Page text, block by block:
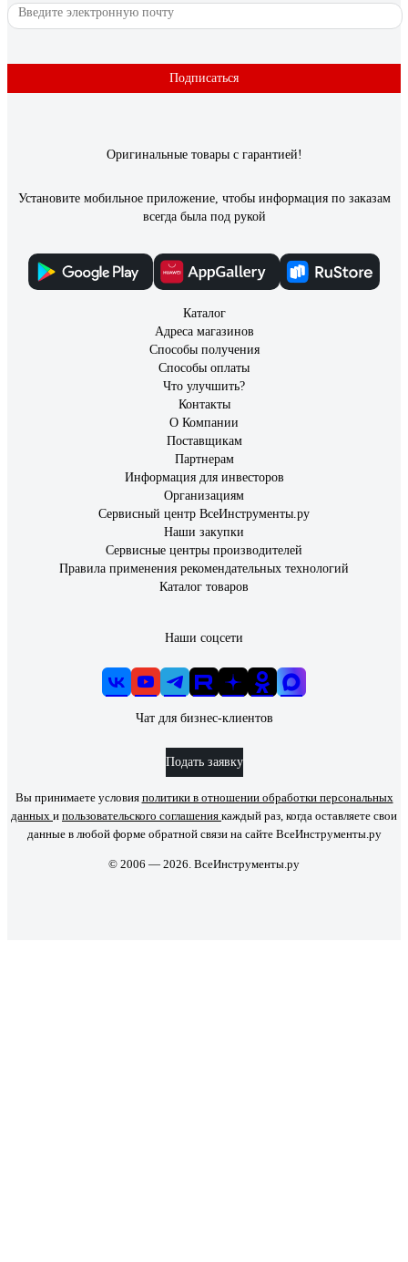
5 отзывов
Отзыв о бра ARTE LAMP MALLORCA
довольно жёсткая, под тканью белый пластиковый каркас.
По бокам швы аккуратно заклеяны. Хорошо рассеивает свет.
пришол быстро, второй задерживается
Подписаться
Оригинальные товары с гарантией!
Установите мобильное приложение, чтобы информация по заказам
всегда была под рукой
Каталог
Адреса магазинов
Способы получения
Способы оплаты
Что улучшить?
Контакты
О Компании
Поставщикам
Партнерам
Информация для инвесторов
Организациям
Сервисный центр ВсеИнструменты.ру
Наши закупки
Сервисные центры производителей
Правила применения рекомендательных технологий
Каталог товаров
Наши соцсети
Чат для бизнес-клиентов
Подать заявку
Вы принимаете условия политики в отношении обработки персональных
данных и пользовательского соглашения каждый раз, когда оставляете свои
данные в любой форме обратной связи на сайте ВсеИнструменты.ру
© 2006 — 2026. ВсеИнструменты.ру